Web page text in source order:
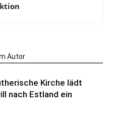
Autor
Kirche lädt
nach Estland ein